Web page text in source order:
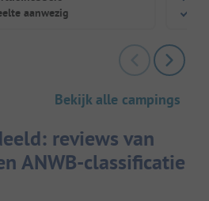
aanwezig
Bekijk alle campings
reviews van
ANWB-classificatie